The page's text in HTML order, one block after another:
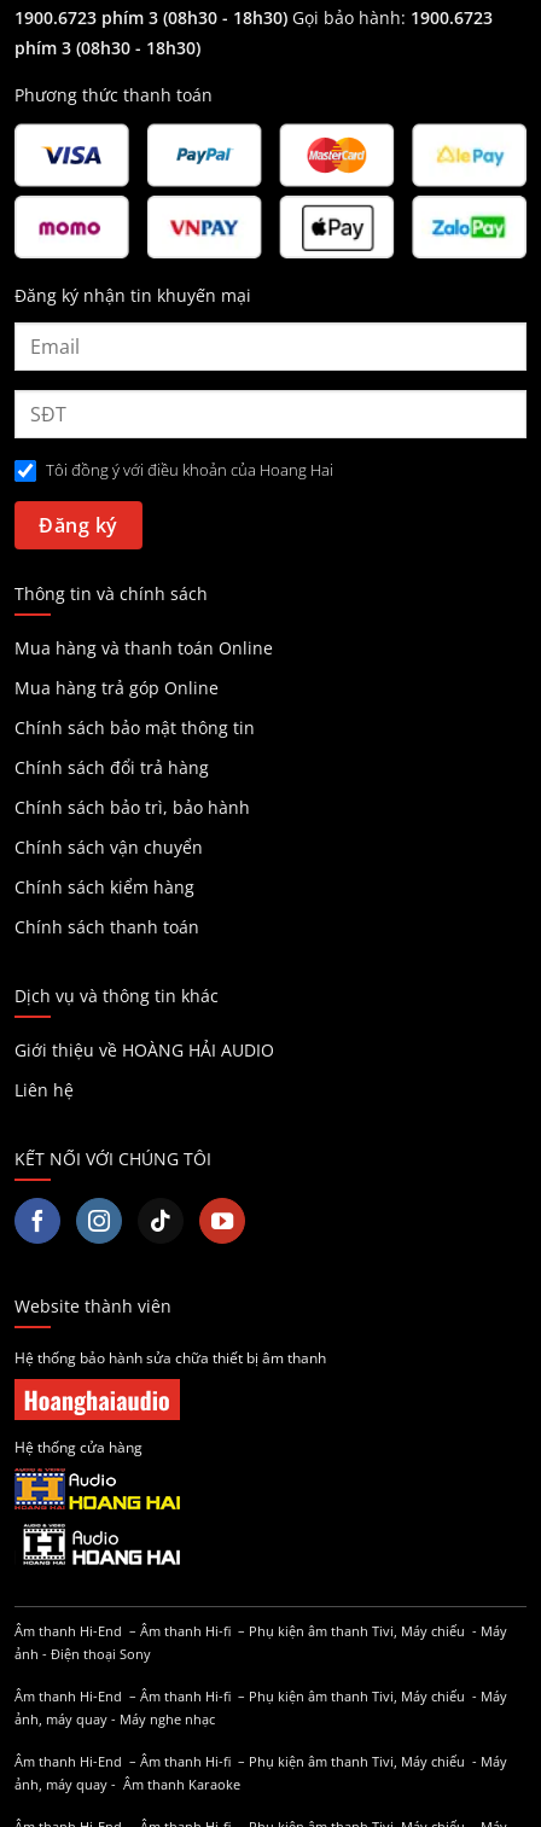
1900.6723 phím 3 (08h30 - 18h30) Gọi bảo hành: 1900.6723
phím 3 (08h30 - 18h30)
Phương thức thanh toán
Đăng ký nhận tin khuyến mại
Tôi đồng ý với điều khoản của Hoang Hai
Thông tin và chính sách
Mua hàng và thanh toán Online
Mua hàng trả góp Online
Chính sách bảo mật thông tin
Chính sách đổi trả hàng
Chính sách bảo trì, bảo hành
Chính sách vận chuyển
Chính sách kiểm hàng
Chính sách thanh toán
Dịch vụ và thông tin khác
Giới thiệu về HOÀNG HẢI AUDIO
Liên hệ
KẾT NỐI VỚI CHÚNG TÔI
Website thành viên
Hệ thống bảo hành sửa chữa thiết bị âm thanh
Hệ thống cửa hàng
Âm thanh Hi-End – Âm thanh Hi-fi – Phụ kiện âm thanh Tivi, Máy chiếu - Máy
ảnh - Điện thoại Sony
Âm thanh Hi-End – Âm thanh Hi-fi – Phụ kiện âm thanh Tivi, Máy chiếu - Máy
ảnh, máy quay - Máy nghe nhạc
Âm thanh Hi-End – Âm thanh Hi-fi – Phụ kiện âm thanh Tivi, Máy chiếu - Máy
ảnh, máy quay - Âm thanh Karaoke